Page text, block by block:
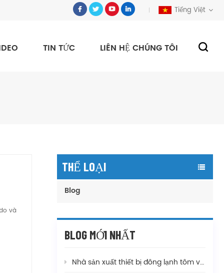
Tiếng Việt
TIN TỨC LIÊN HỆ CHÚNG TÔI
và
THỂ LOẠI
Blog
BLOG MỚI NHẤT
Nhà sản xuất thiết bị đông lạnh tôm và nhiệt độ đông lạnh